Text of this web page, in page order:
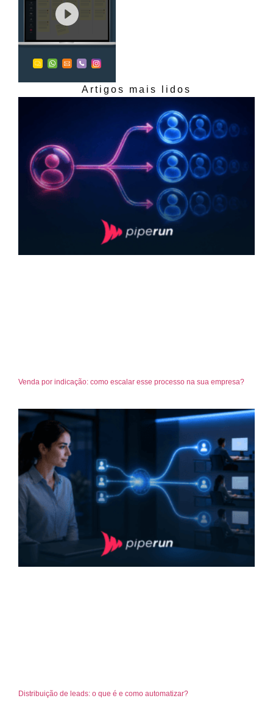
Artigos mais lidos
Venda por indicação: como escalar esse processo na sua empresa?
Distribuição de leads: o que é e como automatizar?